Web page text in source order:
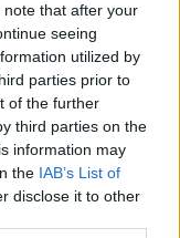
that after your
seeing
utilized by
parties prior to
of the further
third parties on the
information may
the IAB’s List of
disclose it to other